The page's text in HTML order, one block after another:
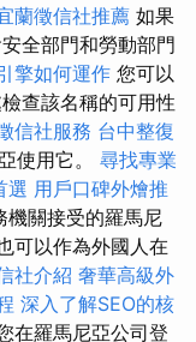
蘭徵信社推薦 如果
全部門和勞動部門
擎如何運作 您可以
查該名稱的可用性
信社服務 台中整復
使用它。 尋找專業
選 用戶口碑外燴推
機關接受的羅馬尼
可以作為外國人在
社介紹 奢華高級外
深入了解SEO的核
在羅馬尼亞公司登